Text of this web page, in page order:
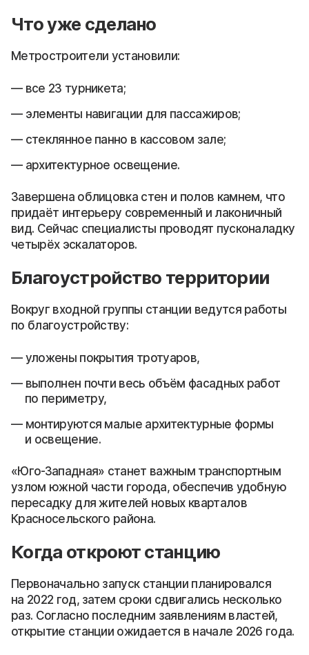
Что уже сделано
Метростроители установили:
все 23 турникета;
элементы навигации для пассажиров;
стеклянное панно в кассовом зале;
архитектурное освещение.
Завершена облицовка стен и полов камнем, что
придаёт интерьеру современный и лаконичный
вид. Сейчас специалисты проводят пусконаладку
четырёх эскалаторов.
Благоустройство территории
Вокруг входной группы станции ведутся работы
по благоустройству:
уложены покрытия тротуаров,
выполнен почти весь объём фасадных работ
по периметру,
монтируются малые архитектурные формы
и освещение.
«Юго-Западная» станет важным транспортным
узлом южной части города, обеспечив удобную
пересадку для жителей новых кварталов
Красносельского района.
Когда откроют станцию
Первоначально запуск станции планировался
на 2022 год, затем сроки сдвигались несколько
раз. Согласно последним заявлениям властей,
открытие станции ожидается в начале 2026 года.